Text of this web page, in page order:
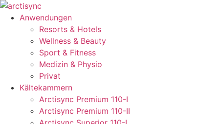
Zum
Inhalt
springen
Anwendungen
Resorts & Hotels
Wellness & Beauty
Sport & Fitness
Medizin & Physio
Privat
Kältekammern
Arctisync Premium 110-I
Arctisync Premium 110-II